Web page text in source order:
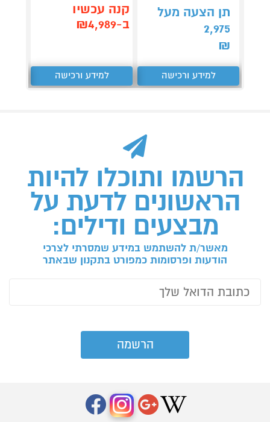
תן הצעה מעל
2,975
₪
למידע ורכישה
קנה עכשיו
ב-₪4,989
למידע ורכישה
הרשמו ותוכלו להיות
הראשונים לדעת על
מבצעים ודילים:
מאשר/ת להשתמש במידע שמסרתי לצרכי
הודעות ופרסומות כמפורט בתקנון שבאתר